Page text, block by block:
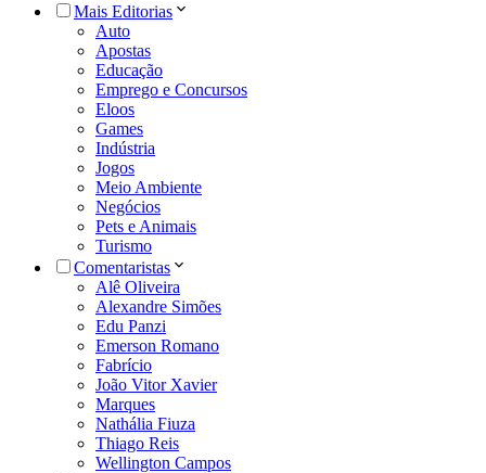
Mais Editorias
Auto
Apostas
Educação
Emprego e Concursos
Eloos
Games
Indústria
Jogos
Meio Ambiente
Negócios
Pets e Animais
Turismo
Comentaristas
Alê Oliveira
Alexandre Simões
Edu Panzi
Emerson Romano
Fabrício
João Vitor Xavier
Marques
Nathália Fiuza
Thiago Reis
Wellington Campos